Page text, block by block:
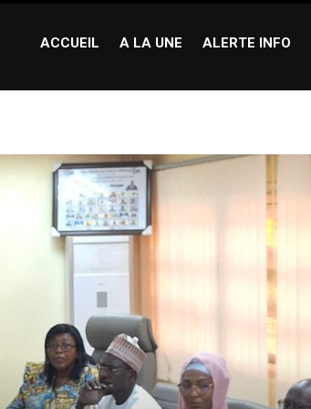
ACCUEIL A LA UNE ALERTE INFO